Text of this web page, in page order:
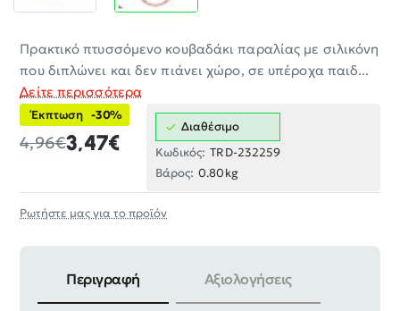
Πρακτικό πτυσσόμενο κουβαδάκι παραλίας με σιλικόνη
που διπλώνει και δεν πιάνει χώρο, σε υπέροχα παιδ...
Δείτε περισσότερα
Έκπτωση -30%
3,47€
4,96€
Διαθέσιμο
Κωδικός: TRD-232259
Βάρος: 0.80kg
Ρωτήστε μας για το προϊόν
Περιγραφή Αξιολογήσεις
Πρακτικό πτυσσόμενο κουβαδάκι παραλίας με